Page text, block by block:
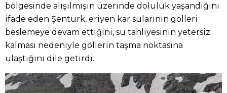
bölgesinde alışılmışın üzerinde doluluk yaşandığını
ifade eden Şentürk, eriyen kar sularının gölleri
beslemeye devam ettiğini, su tahliyesinin yetersiz
kalması nedeniyle göllerin taşma noktasına
ulaştığını dile getirdi.